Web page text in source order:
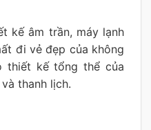
kế âm trần, máy lạnh
đi vẻ đẹp của không
thiết kế tổng thể của
thanh lịch.